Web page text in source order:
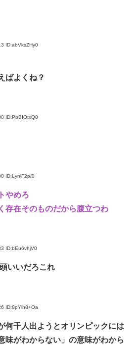
ID:abVksZHy0
ばよくね？
ID:PbBIOtxQ0
ID:LynlF2p/0
やめろ
存在そのものだから腹立つわ
ID:bEu6vhjV0
いいだろこれ
ID:8pYih8+Oa
何千人出ようとオリンピックには
味がわからない」の意味がわから